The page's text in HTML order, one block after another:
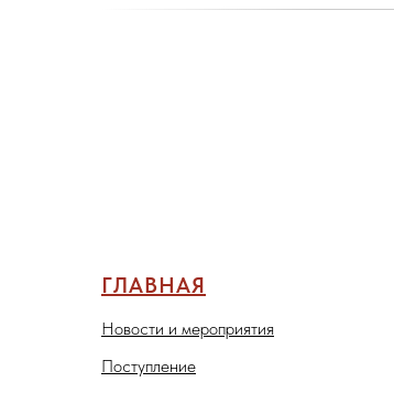
ГЛАВНАЯ
Новости и мероприятия
Поступление